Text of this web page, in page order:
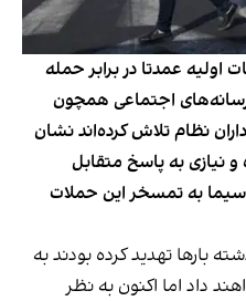
عمدتا در برابر حمله
اجتماعی همچون
نظام تلاش کرده‌اند نشان
نیازی به پاسخ متقابل
به تمسخر این حملات
بارها تهدید کرده بودند به
داد اما اکنون به نظر